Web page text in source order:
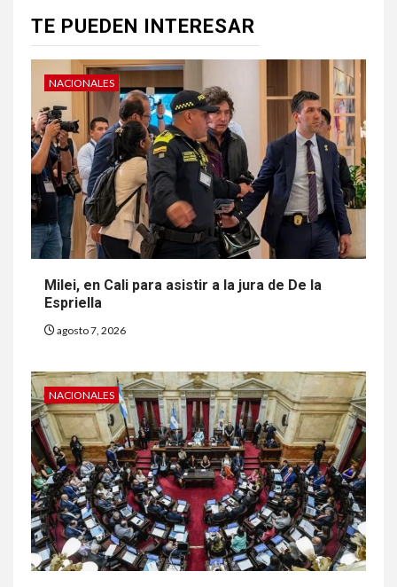
TE PUEDEN INTERESAR
NACIONALES
Milei, en Cali para asistir a la jura de De la
Espriella
agosto 7, 2026
NACIONALES